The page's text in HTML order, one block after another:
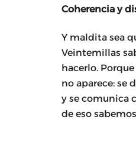
Coherencia y
Y maldita sea
Veintemillas
hacerlo.
no aparece: se
y se comunica
de eso